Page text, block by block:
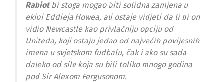
Rabiotbi stoga mogao biti solidna zamjena u
ekipi Eddieja Howea, ali ostaje vidjeti da li bi on
vidio Newcastle kao privlačniju opciju od
Uniteda, koji ostaju jedno od najvećih povijesnih
imena u svjetskom fudbalu, čak i ako su sada
daleko od sile koja su bili toliko mnogo godina
pod Sir Alexom Fergusonom.